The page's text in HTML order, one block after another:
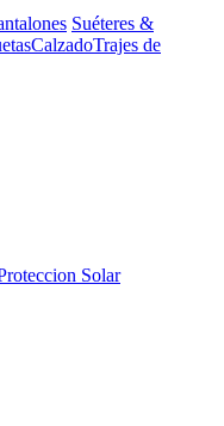
Suéteres &
CalzadoTrajes de
Solar